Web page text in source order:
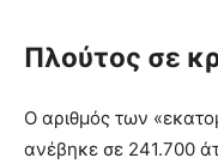
Πλούτος σε
Ο αριθμός των
ανέβηκε σε 241.700